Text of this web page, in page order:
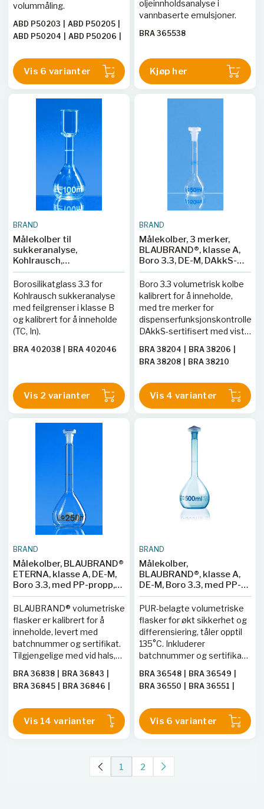
volummåling.
ABD P50203 ABD P50205
ABD P50204
ABD P50206
Vis 6 varianter
oljeinnholdsanalyse i
vannbaserte emulsjoner.
BRA 365538
Kjøp her
BRAND
Målekolber til
sukkeranalyse,
Kohlrausch,
SILBERBRAND, klasse B,
Boro 3.3
Borosilikatglass 3.3 for
Kohlrausch sukkeranalyse
med feilgrenser i klasse B
og kalibrert for å inneholde
(TC, In).
BRA 402038 BRA 402046
Vis 2 varianter
BRAND
Målekolber, 3 merker,
BLAUBRAND®, klasse A,
Boro 3.3, DE-M, DAkkS-
sertifikat
Boro 3.3 volumetrisk kolbe
kalibrert for å inneholde,
med tre merker for
dispenserfunksjonskontroller.
DAkkS-sertifisert med viste
tilgjengelig på forespørsel.
BRA 38204 BRA 38206
BRA 38208
BRA 38210
Vis 4 varianter
BRAND
Målekolber, BLAUBRAND®
ETERNA, klasse A, DE-M,
Boro 3.3, med PP-propp,
ISO-batchsertifikat
BLAUBRAND® volumetriske
flasker er kalibrert for å
inneholde, levert med
batchnummer og sertifikat.
Tilgjengelige med vid hals,
sertifikater.
BRA 36838 BRA 36843
BRA 36845
BRA 36846
BRA 36847|BRA 36848|
BRA 36849|BRA 36850
BRA 36851|BRA 36852|
Vis 14 varianter
BRAND
Målekolber,
BLAUBRAND®, klasse A,
DE-M, Boro 3.3, med PP-
propp, PURprotect, ISO-
batchsertifikat
PUR-belagte volumetriske
flasker for økt sikkerhet og
differensiering, tåler opptil
135°C. Inkluderer
batchnummer og sertifikat,
sertifikater tilgjengelig på
forespørsel.
BRA 36548 BRA 36549
BRA 36550
BRA 36551
Vis 6 varianter
1 2